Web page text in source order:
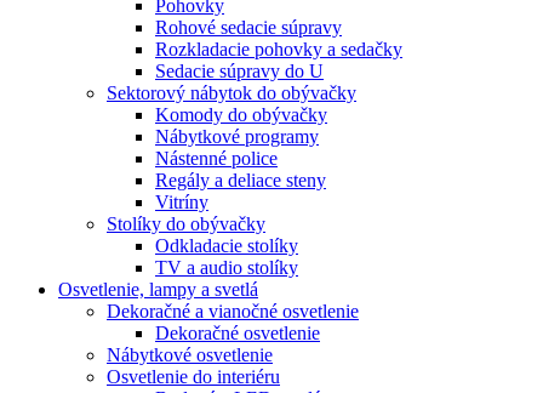
Pohovky
Rohové sedacie súpravy
Rozkladacie pohovky a sedačky
Sedacie súpravy do U
Sektorový nábytok do obývačky
Komody do obývačky
Nábytkové programy
Nástenné police
Regály a deliace steny
Vitríny
Stolíky do obývačky
Odkladacie stolíky
TV a audio stolíky
Osvetlenie, lampy a svetlá
Dekoračné a vianočné osvetlenie
Dekoračné osvetlenie
Nábytkové osvetlenie
Osvetlenie do interiéru